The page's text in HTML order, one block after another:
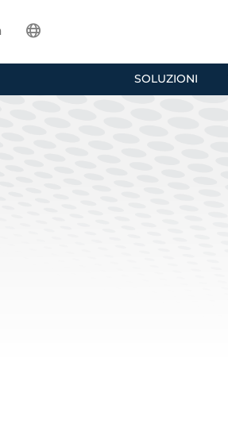
SOLUZIONI